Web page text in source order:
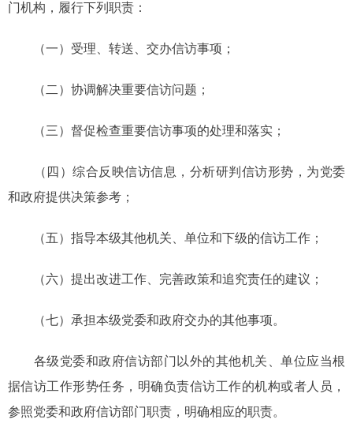
门机构，履行下列职责：
（一）受理、转送、交办信访事项；
（二）协调解决重要信访问题；
（三）督促检查重要信访事项的处理和落实；
（四）综合反映信访信息，分析研判信访形势，为党委
和政府提供决策参考；
（五）指导本级其他机关、单位和下级的信访工作；
（六）提出改进工作、完善政策和追究责任的建议；
（七）承担本级党委和政府交办的其他事项。
各级党委和政府信访部门以外的其他机关、单位应当根
据信访工作形势任务，明确负责信访工作的机构或者人员，
参照党委和政府信访部门职责，明确相应的职责。